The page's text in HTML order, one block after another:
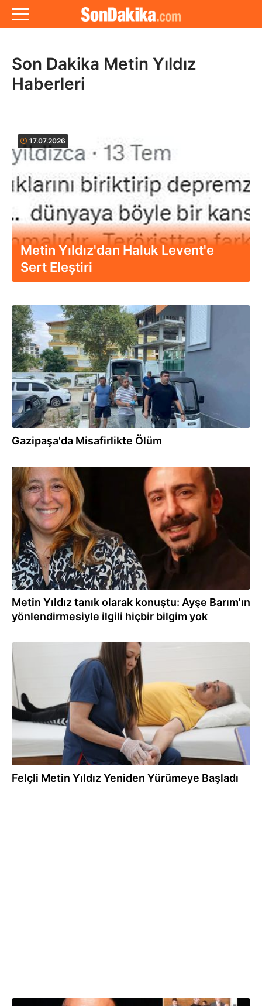
Son Dakika Metin Yıldız
Haberleri
17.07.2026
Metin Yıldız'dan Haluk Levent'e
Sert Eleştiri
19.07.2025
Gazipaşa'da Misafirlikte Ölüm
07.07.2025
Metin Yıldız tanık olarak konuştu: Ayşe Barım'ın
yönlendirmesiyle ilgili hiçbir bilgim yok
Felçli Metin Yıldız Yeniden Yürümeye Başladı